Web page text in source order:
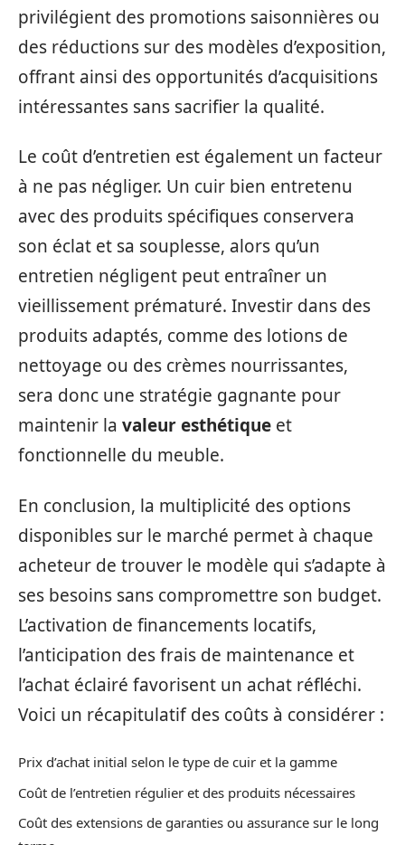
privilégient des promotions saisonnières ou
des réductions sur des modèles d’exposition,
offrant ainsi des opportunités d’acquisitions
intéressantes sans sacrifier la qualité.
Le coût d’entretien est également un facteur
à ne pas négliger. Un cuir bien entretenu
avec des produits spécifiques conservera
son éclat et sa souplesse, alors qu’un
entretien négligent peut entraîner un
vieillissement prématuré. Investir dans des
produits adaptés, comme des lotions de
nettoyage ou des crèmes nourrissantes,
sera donc une stratégie gagnante pour
maintenir la valeur esthétique et
fonctionnelle du meuble.
En conclusion, la multiplicité des options
disponibles sur le marché permet à chaque
acheteur de trouver le modèle qui s’adapte à
ses besoins sans compromettre son budget.
L’activation de financements locatifs,
l’anticipation des frais de maintenance et
l’achat éclairé favorisent un achat réfléchi.
Voici un récapitulatif des coûts à considérer :
Prix d’achat initial selon le type de cuir et la gamme
Coût de l’entretien régulier et des produits nécessaires
Coût des extensions de garanties ou assurance sur le long